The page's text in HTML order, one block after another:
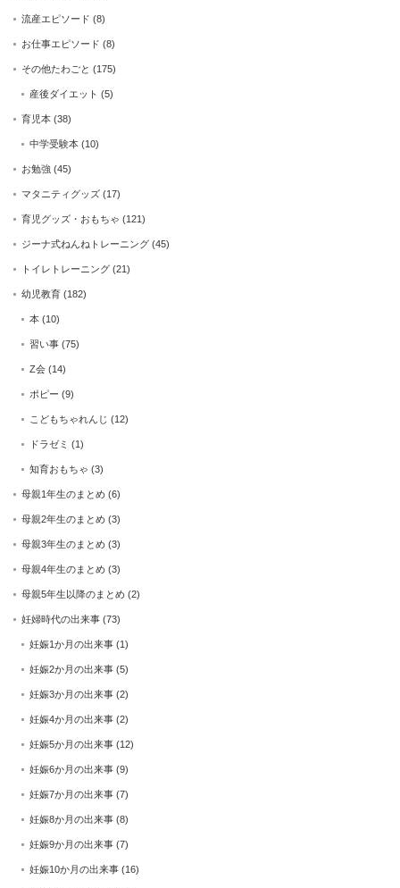
流産エピソード (8)
お仕事エピソード (8)
その他たわごと (175)
産後ダイエット (5)
育児本 (38)
中学受験本 (10)
お勉強 (45)
マタニティグッズ (17)
育児グッズ・おもちゃ (121)
ジーナ式ねんねトレーニング (45)
トイレトレーニング (21)
幼児教育 (182)
本 (10)
習い事 (75)
Z会 (14)
ポピー (9)
こどもちゃれんじ (12)
ドラゼミ (1)
知育おもちゃ (3)
母親1年生のまとめ (6)
母親2年生のまとめ (3)
母親3年生のまとめ (3)
母親4年生のまとめ (3)
母親5年生以降のまとめ (2)
妊婦時代の出来事 (73)
妊娠1か月の出来事 (1)
妊娠2か月の出来事 (5)
妊娠3か月の出来事 (2)
妊娠4か月の出来事 (2)
妊娠5か月の出来事 (12)
妊娠6か月の出来事 (9)
妊娠7か月の出来事 (7)
妊娠8か月の出来事 (8)
妊娠9か月の出来事 (7)
妊娠10か月の出来事 (16)